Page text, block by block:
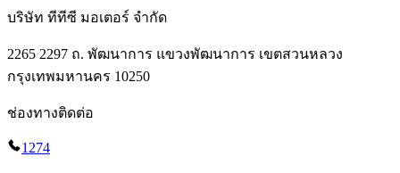
บริษัท ทีทีซี มอเตอร์ จำกัด
2265 2297 ถ. พัฒนาการ แขวงพัฒนาการ เขตสวนหลวง
กรุงเทพมหานคร 10250
ช่องทางติดต่อ
1274